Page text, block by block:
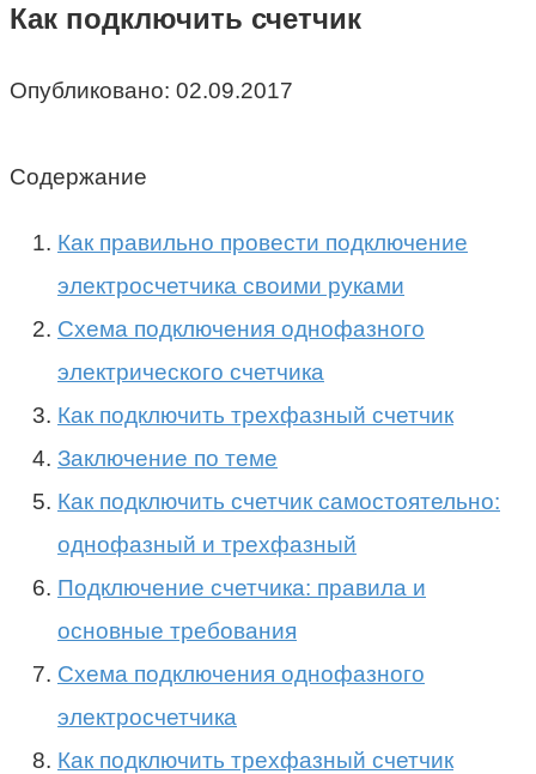
Как подключить счетчик
Опубликовано: 02.09.2017
Содержание
Как правильно провести подключение
электросчетчика своими руками
Схема подключения однофазного
электрического счетчика
Как подключить трехфазный счетчик
Заключение по теме
Как подключить счетчик самостоятельно:
однофазный и трехфазный
Подключение счетчика: правила и
основные требования
Схема подключения однофазного
электросчетчика
Как подключить трехфазный счетчик